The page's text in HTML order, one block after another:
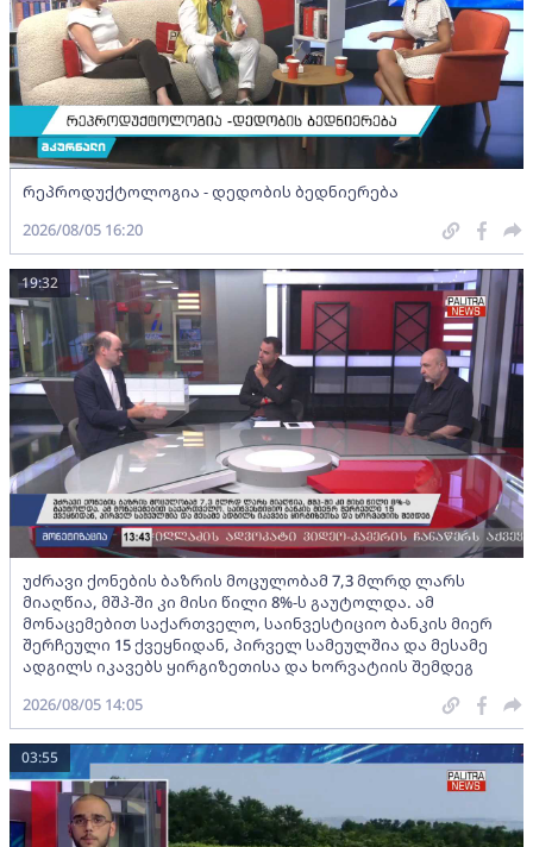
რეპროდუქტოლოგია - დედობის ბედნიერება
2026/08/05 16:20
უძრავი ქონების ბაზრის მოცულობამ 7,3 მლრდ ლარს
მიაღწია, მშპ-ში კი მისი წილი 8%-ს გაუტოლდა. ამ
მონაცემებით საქართველო, საინვესტიციო ბანკის მიერ
შერჩეული 15 ქვეყნიდან, პირველ სამეულშია და მესამე
ადგილს იკავებს ყირგიზეთისა და ხორვატიის შემდეგ
19:32
2026/08/05 14:05
03:55